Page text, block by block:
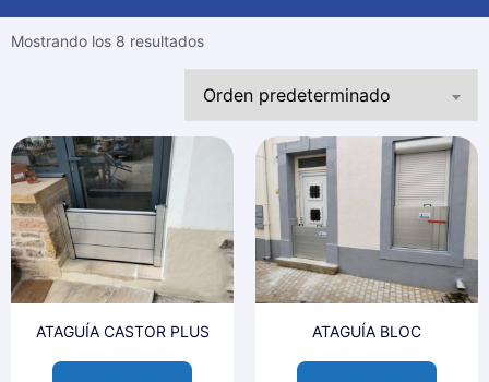
Mostrando los 8 resultados
ATAGUÍA CASTOR PLUS ATAGUÍA BLOC